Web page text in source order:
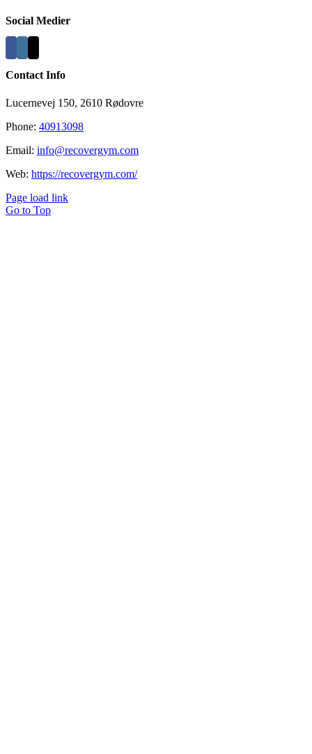
Social Medier
Contact Info
Lucernevej 150, 2610 Rødovre
Phone: 40913098
Email: info@recovergym.com
Web: https://recovergym.com/
Page load link
Go to Top